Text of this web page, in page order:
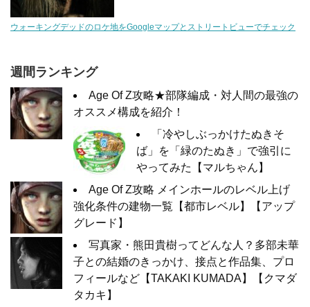
ウォーキングデッドのロケ地をGoogleマップとストリートビューでチェック
週間ランキング
Age Of Z攻略★部隊編成・対人間の最強の
オススメ構成を紹介！
「冷やしぶっかけたぬきそ
ば」を「緑のたぬき」で強引に
やってみた【マルちゃん】
Age Of Z攻略 メインホールのレベル上げ
強化条件の建物一覧【都市レベル】【アップ
グレード】
写真家・熊田貴樹ってどんな人？多部未華
子との結婚のきっかけ、接点と作品集、プロ
フィールなど【TAKAKI KUMADA】【クマダ
タカキ】